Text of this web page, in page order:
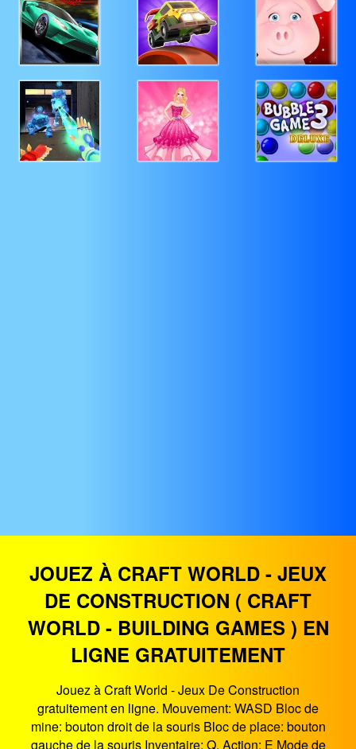
JOUEZ À CRAFT WORLD - JEUX
DE CONSTRUCTION ( CRAFT
WORLD - BUILDING GAMES ) EN
LIGNE GRATUITEMENT
Jouez à Craft World - Jeux De Construction
gratuitement en ligne. Mouvement: WASD Bloc de
mine: bouton droit de la souris Bloc de place: bouton
gauche de la souris Inventaire: Q. Action: E Mode de